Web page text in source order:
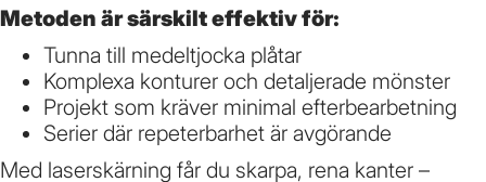
Metoden är särskilt effektiv för:
Tunna till medeltjocka plåtar
Komplexa konturer och detaljerade mönster
Projekt som kräver minimal efterbearbetning
Serier där repeterbarhet är avgörande
Med laserskärning får du skarpa, rena kanter –